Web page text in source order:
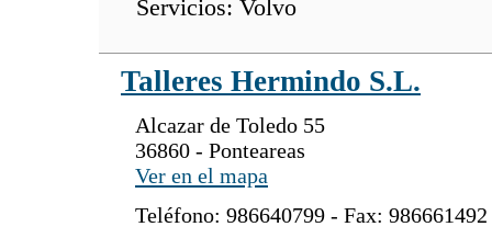
Servicios: Volvo
Talleres Hermindo S.L.
Alcazar de Toledo 55
36860 - Ponteareas
Ver en el mapa
Teléfono: 986640799 - Fax: 986661492